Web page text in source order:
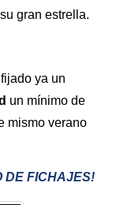
gran estrella.
ya un
un mínimo de
mismo verano
DE FICHAJES!